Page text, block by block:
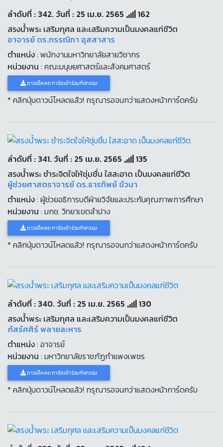
ลำดับที่ : 342. วันที่ : 25 เม.ย. 2565
162
สรงน้ำพระ เสริมกุศล และเสริมความเป็นมงคลแก่ชีวิต
อาจารย์ ดร.กรรณิกา อุสสาสาร
ตำแหน่ง: พนักงานมหาวิทยาลัยสายวิชากร
หน่วยงาน : คณะมนุษยศาสตร์และสังคมศาสตร์
ดาวน์โหลด การ์ดเข้าร่วมกิจกรรม
* คลิกปุ่มดาวน์โหลดแล้ว! กรุณารอจนกว่าแสดงหน้าการ์ดครับ
ลำดับที่ : 341. วันที่ : 25 เม.ย. 2565
135
สรงน้ำพระ ชำระจิตใจให้ชุ่มชื่น ใสสะอาด เป็นมงคลแก่ชีวิต
ผู้ช่วยศาสตราจารย์ ดร.ธารทิพย์ ขัวนา
ตำแหน่ง: ผู้ช่วยอธิการบดีฝ่ายวิจัยและประกันคุณภาพการศึกษา
หน่วยงาน : มกช. วิทยาเขตลำปาง
ดาวน์โหลด การ์ดเข้าร่วมกิจกรรม
* คลิกปุ่มดาวน์โหลดแล้ว! กรุณารอจนกว่าแสดงหน้าการ์ดครับ
ลำดับที่ : 340. วันที่ : 25 เม.ย. 2565
130
สรงน้ำพระ เสริมกุศล และเสริมความเป็นมงคลแก่ชีวิต
ภัสร์ศศิร์ พลายละหาร
ตำแหน่ง: อาจารย์
หน่วยงาน : มหาวิทยาลัยราชภัฏกำแพงเพชร
ดาวน์โหลด การ์ดเข้าร่วมกิจกรรม
* คลิกปุ่มดาวน์โหลดแล้ว! กรุณารอจนกว่าแสดงหน้าการ์ดครับ